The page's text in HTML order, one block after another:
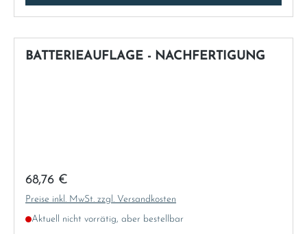
BATTERIEAUFLAGE - NACHFERTIGUNG
Regulärer Preis:
68,76 €
Preise inkl. MwSt. zzgl. Versandkosten
Aktuell nicht vorrätig, aber bestellbar
Sweden